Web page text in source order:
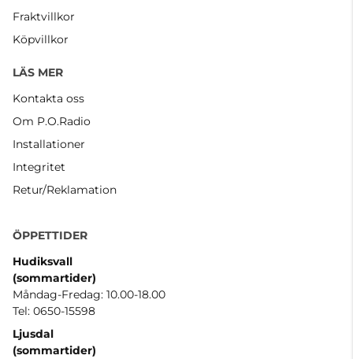
Fraktvillkor
Köpvillkor
LÄS MER
Kontakta oss
Om P.O.Radio
Installationer
Integritet
Retur/Reklamation
ÖPPETTIDER
Hudiksvall
(sommartider)
Måndag-Fredag: 10.00-18.00
Tel: 0650-15598
Ljusdal
(sommartider)